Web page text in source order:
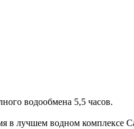
водообмена 5,5 часов.
лучшем водном комплексе